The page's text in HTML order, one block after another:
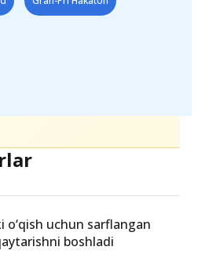
uchun sarflangan
boshladi